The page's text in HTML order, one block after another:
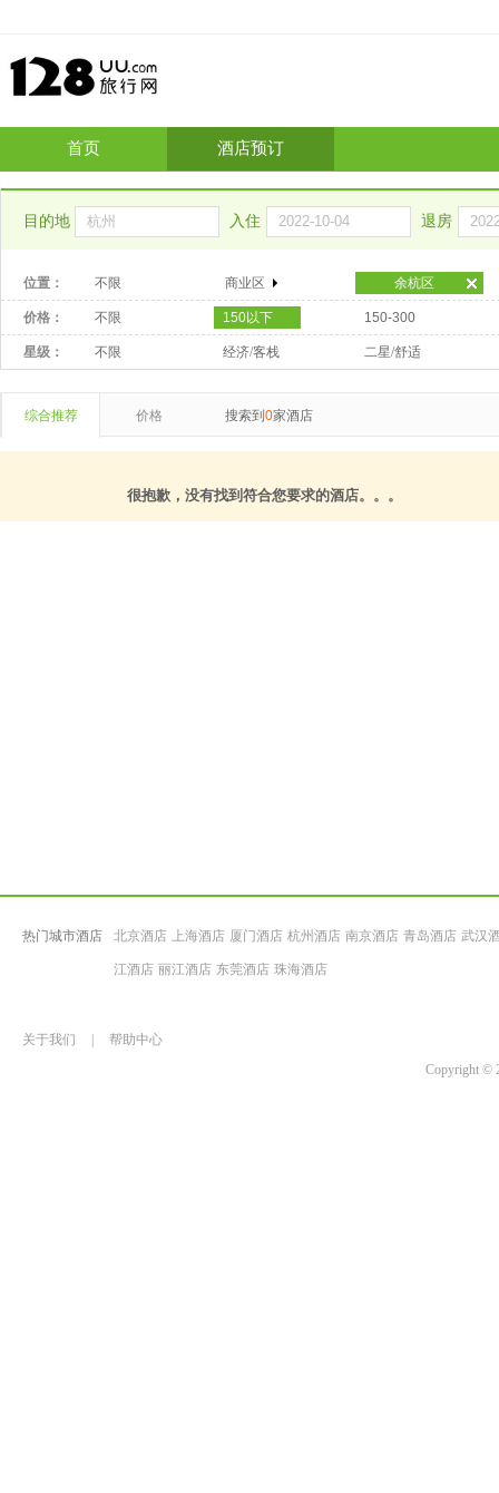
首页 酒店预订
目的地 入住 退房
位置： 不限 商业区 余杭区
价格： 不限 150以下 150-300
星级： 不限 经济/客栈 二星/舒适
综合推荐 价格 搜索到 0家酒店
很抱歉，没有找到符合您要求的酒店。。。
热门城市酒店 北京酒店 上海酒店 厦门酒店 杭州酒店 南京酒店 青岛酒店 武汉
江酒店 丽江酒店 东莞酒店 珠海酒店
关于我们
帮助中心
Copyright ©